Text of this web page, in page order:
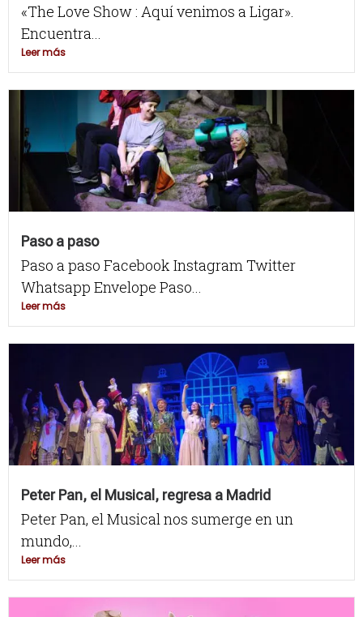
«The Love Show : Aquí venimos a Ligar».
Encuentra...
Leer más
Paso a paso
Paso a paso Facebook Instagram Twitter
Whatsapp Envelope Paso...
Leer más
Peter Pan, el Musical, regresa a Madrid
Peter Pan, el Musical nos sumerge en un
mundo,...
Leer más